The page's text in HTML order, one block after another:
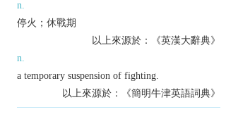
n.
停火；休戰期
以上來源於：《英漢大辭典》
n.
a temporary suspension of fighting.
以上來源於：《簡明牛津英語詞典》